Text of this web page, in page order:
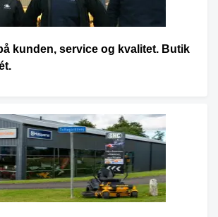
kunden, service og kvalitet. Butik